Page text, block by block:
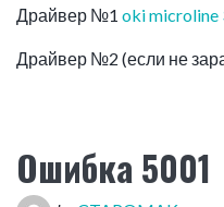
Драйвер №1 oki
Драйвер №2 (если не
Ошибка 5001